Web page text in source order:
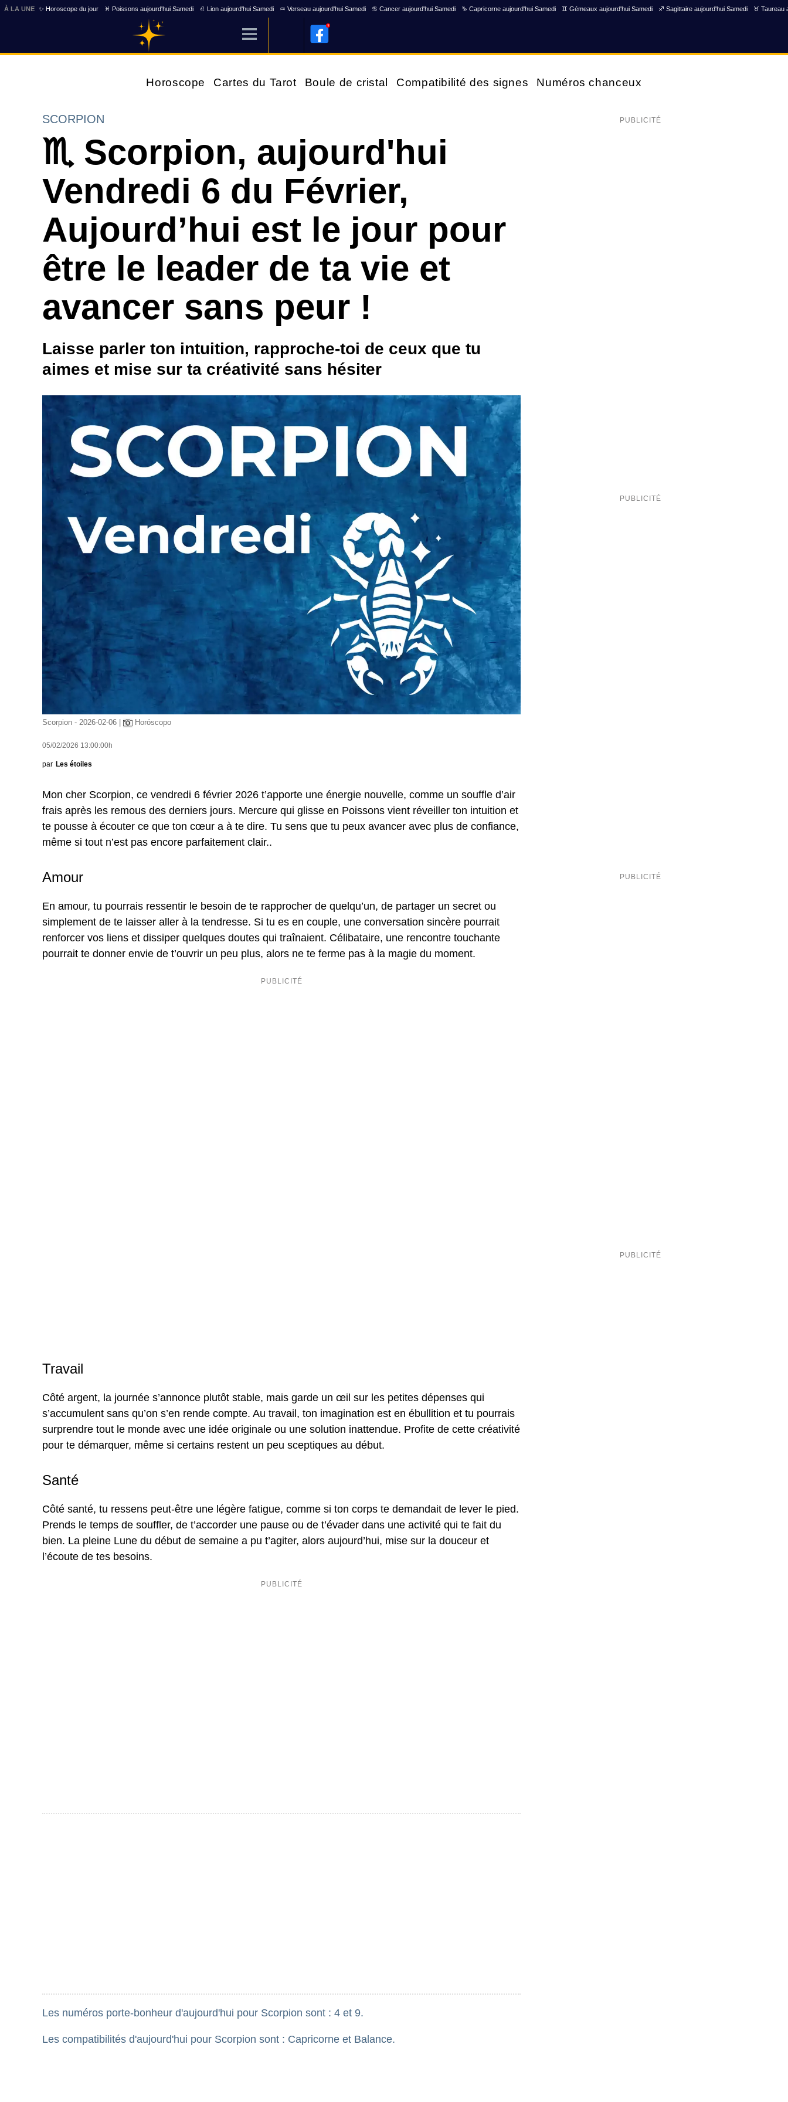
À LA UNE ✨ Horoscope du jour ♓ Poissons aujourd'hui Samedi ♌ Lion aujourd'hui Samedi ♒ Verseau aujourd'hui Samedi ♋ Cancer aujourd'hui Samedi ♑ Capricorne aujourd'hui Samedi ♊ Gémeaux aujourd'hui Samedi ♐ Sagittaire aujourd'hui Samedi ♉ Taureau
Horoscope Cartes du Tarot Boule de cristal Compatibilité des signes Numéros chanceux
SCORPION
♏ Scorpion, aujourd'hui
Vendredi 6 du Février,
Aujourd’hui est le jour pour
être le leader de ta vie et
avancer sans peur !
Laisse parler ton intuition, rapproche-toi de ceux que tu
aimes et mise sur ta créativité sans hésiter
Scorpion - 2026-02-06 | Horóscopo
05/02/2026 13:00:00h
par Les étoiles
Mon cher Scorpion, ce vendredi 6 février 2026 t’apporte une énergie nouvelle, comme un souffle d’air
frais après les remous des derniers jours. Mercure qui glisse en Poissons vient réveiller ton intuition et
te pousse à écouter ce que ton cœur a à te dire. Tu sens que tu peux avancer avec plus de confiance,
même si tout n’est pas encore parfaitement clair..
Amour
En amour, tu pourrais ressentir le besoin de te rapprocher de quelqu’un, de partager un secret ou
simplement de te laisser aller à la tendresse. Si tu es en couple, une conversation sincère pourrait
renforcer vos liens et dissiper quelques doutes qui traînaient. Célibataire, une rencontre touchante
pourrait te donner envie de t’ouvrir un peu plus, alors ne te ferme pas à la magie du moment.
Travail
Côté argent, la journée s’annonce plutôt stable, mais garde un œil sur les petites dépenses qui
s’accumulent sans qu’on s’en rende compte. Au travail, ton imagination est en ébullition et tu pourrais
surprendre tout le monde avec une idée originale ou une solution inattendue. Profite de cette créativité
pour te démarquer, même si certains restent un peu sceptiques au début.
Santé
Côté santé, tu ressens peut-être une légère fatigue, comme si ton corps te demandait de lever le pied.
Prends le temps de souffler, de t’accorder une pause ou de t’évader dans une activité qui te fait du
bien. La pleine Lune du début de semaine a pu t’agiter, alors aujourd’hui, mise sur la douceur et
l’écoute de tes besoins.
Les numéros porte-bonheur d'aujourd'hui pour Scorpion sont : 4 et 9.
Les compatibilités d'aujourd'hui pour Scorpion sont : Capricorne et Balance.